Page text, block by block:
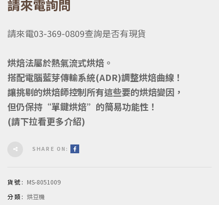
請來電詢問
請來電03-369-0809查詢是否有現貨
烘焙法屬於熱氣流式烘焙。
搭配電腦藍芽傳輸系統(ADR)調整烘焙曲線！
讓挑剔的烘焙師控制所有這些要的烘焙變因，
但仍保持“單鍵烘焙”的簡易功能性！
(請下拉看更多介紹)
SHARE ON:
貨號: MS-8051009
分類: 烘豆機